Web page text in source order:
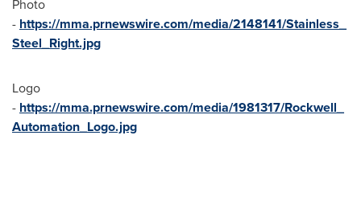
Photo
- https://mma.prnewswire.com/media/2148141/Stainless_
Steel_Right.jpg
Logo
- https://mma.prnewswire.com/media/1981317/Rockwell_
Automation_Logo.jpg